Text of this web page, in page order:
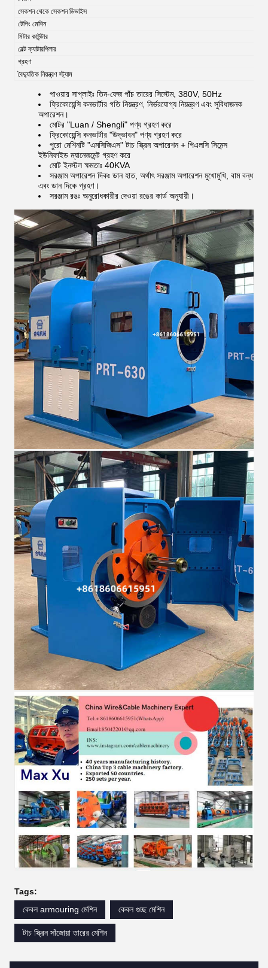
সেকশন থেকে সেকশন ডিভাইস
টেপিং মেশিন
মিটার কাউন্টার
বেল্ট ক্যাটারপিলার
গ্রহণ
বৈদ্যুতিক নিয়ন্ত্রণ স্ট্যাম
পাওয়ার সাপ্লাইঃ তিন-ফেজ পাঁচ তারের সিস্টেম, 380V, 50Hz
ফ্রিকোয়েন্সি কনভার্টার গতি নিয়ন্ত্রণ, নির্ভরযোগ্য নিয়ন্ত্রণ এবং সুবিধাজনক
অপারেশন।
মোটর "Luan / Shengli" পণ্য গ্রহণ করে
ফ্রিকোয়েন্সি কনভার্টার "উদ্ভাবন" পণ্য গ্রহণ করে
পুরো মেশিনটি "এমসিজিএস" টাচ স্ক্রিন অপারেশন + পিএলসি সিমেন্স
ইউনিফাইড ম্যানেজমেন্ট গ্রহণ করে
মোট ইনস্টল ক্ষমতাঃ 40KVA
সরঞ্জাম অপারেশন দিকঃ ডান হাত, অর্থাৎ সরঞ্জাম অপারেশন মুখোমুখি, বাম বন্ধ
এবং ডান দিকে গ্রহণ।
সরঞ্জাম রঙঃ অনুরোধকারীর দেওয়া রঙের কার্ড অনুযায়ী।
Tags:
কেবল armouring মেশিন
কেবল গুচ্ছ মেশিন
টাচ স্ক্রিন সাঁজোয়া তারের মেশিন